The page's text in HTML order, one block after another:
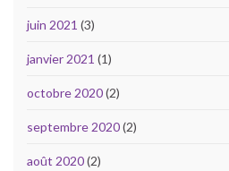
juin 2021 (3)
janvier 2021 (1)
octobre 2020(2)
septembre 2020(2)
août 2020(2)